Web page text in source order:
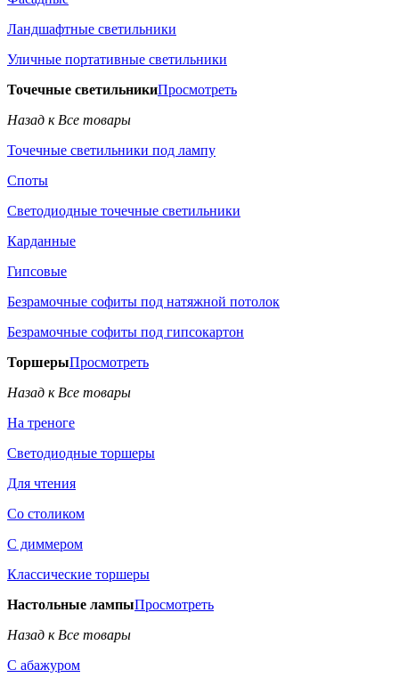
Ландшафтные светильники
Уличные портативные светильники
Точечные светильникиПросмотреть
Назад к Все товары
Точечные светильники под лампу
Споты
Светодиодные точечные светильники
Карданные
Гипсовые
Безрамочные софиты под натяжной потолок
Безрамочные софиты под гипсокартон
ТоршерыПросмотреть
Назад к Все товары
На треноге
Светодиодные торшеры
Для чтения
Со столиком
С диммером
Классические торшеры
Настольные лампыПросмотреть
Назад к Все товары
С абажуром